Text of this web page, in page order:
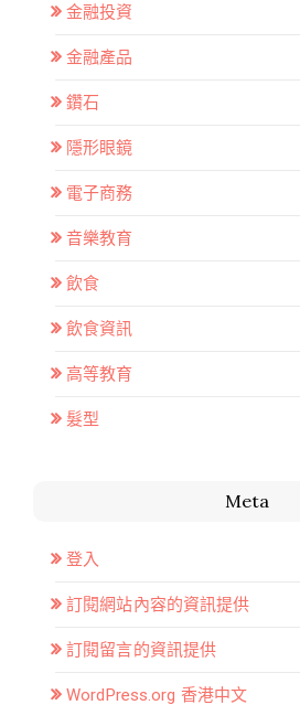
金融投資
金融產品
鑽石
隱形眼鏡
電子商務
音樂教育
飲食
飲食資訊
高等教育
髮型
Meta
登入
訂閱網站內容的資訊提供
訂閱留言的資訊提供
WordPress.org 香港中文